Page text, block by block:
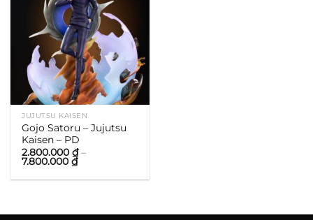
JUJUTSU KAISEN
Gojo Satoru – Jujutsu
Kaisen – PD
2.800.000₫ –
7.800.000₫Khoảng
giá:
từ